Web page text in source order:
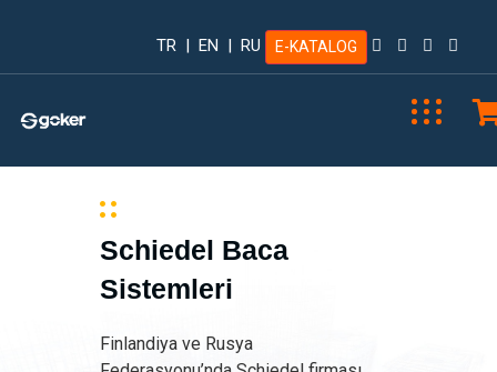
TR | EN | RU E-KATALOG
Schiedel Baca
Sistemleri
Finlandiya ve Rusya